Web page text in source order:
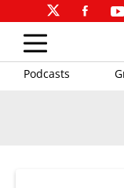
Podcasts